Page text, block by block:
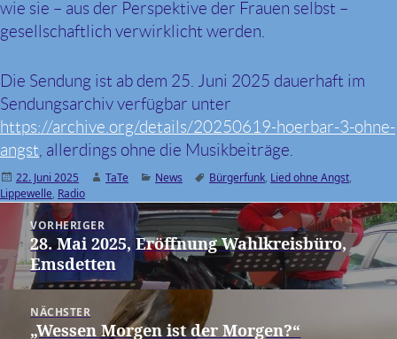
wie sie – aus der Perspektive der Frauen selbst –
gesellschaftlich verwirklicht werden.
Die Sendung ist ab dem 25. Juni 2025 dauerhaft im
Sendungsarchiv verfügbar unter
https://archive.org/details/20250619-hoerbar-3-ohne-
angst , allerdings ohne die Musikbeiträge.
Veröffentlicht
am
22. Juni 2025 Autor
TaTe Kategorien
News Schlagwörter
Bürgerfunk, Lied ohne Angst,
Lippewelle, Radio
Beitragsnavigation
VORHERIGER
Vorheriger
Beitrag:
28. Mai 2025, Eröffnung Wahlkreisbüro,
Emsdetten
NÄCHSTER
Nächster
„Wessen Morgen ist der Morgen?“